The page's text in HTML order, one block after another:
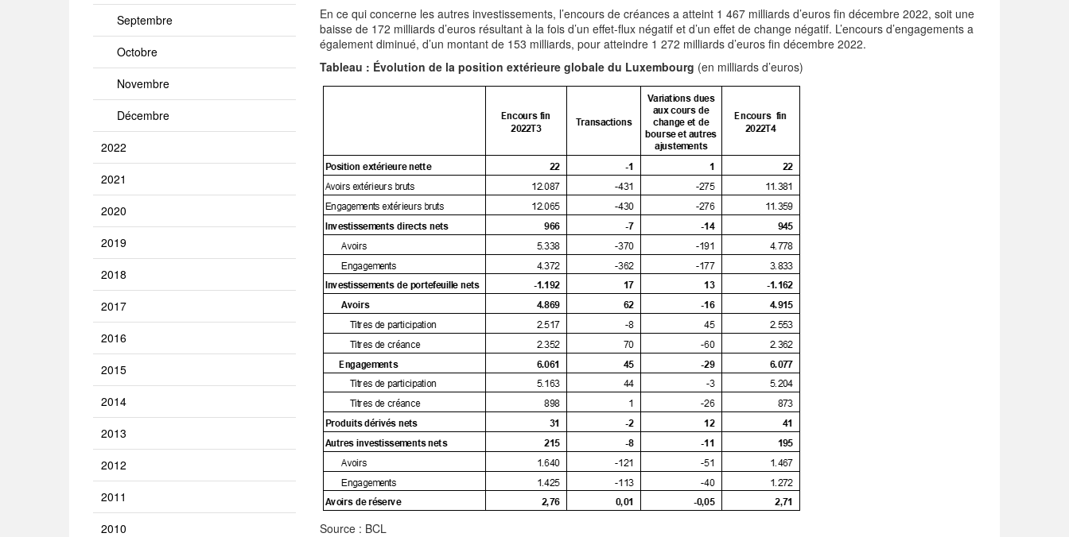
Septembre
Octobre
Novembre
Décembre
2022
2021
2020
2019
2018
2017
2016
2015
2014
2013
2012
2011
2010
En ce qui concerne les autres investissements, l’encours de créances a atteint 1 467 milliards d’euros fin décembre 2022, soit une
baisse de 172 milliards d’euros résultant à la fois d’un effet-flux négatif et d’un effet de change négatif. L’encours d’engagements a
également diminué, d’un montant de 153 milliards, pour atteindre 1 272 milliards d’euros fin décembre 2022.
Tableau : Évolution de la position extérieure globale du Luxembourg (en milliards d’euros)
Source : BCL